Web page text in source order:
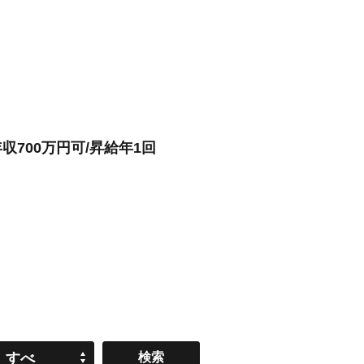
700万円可/昇給年1回
すべ